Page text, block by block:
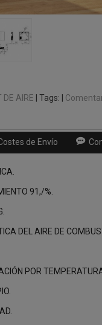
DE AIRE Tags:
de Envío
91,/%.
DEL AIRE DE
POR